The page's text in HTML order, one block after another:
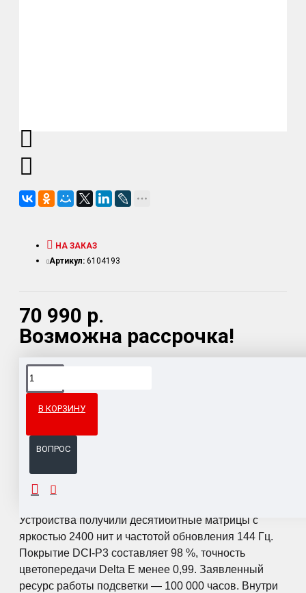
70 990 р.
Возможна рассрочка!
НА ЗАКАЗ
Артикул: 6104193
В КОРЗИНУ
ВОПРОС
Доставка товара по всему Таможенному союзу.
ОПИСАНИЕ
Устройства получили десятибитные матрицы с
яркостью 2400 нит и частотой обновления 144 Гц.
Покрытие DCI-P3 составляет 98 %, точность
цветопередачи Delta E менее 0,99. Заявленный
ресурс работы подсветки — 100 000 часов. Внутри